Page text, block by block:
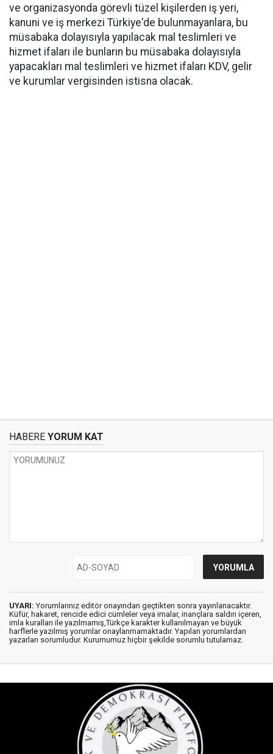
ve organizasyonda görevli tüzel kişilerden iş yeri,
kanuni ve iş merkezi Türkiye'de bulunmayanlara, bu
müsabaka dolayısıyla yapılacak mal teslimleri ve
hizmet ifaları ile bunların bu müsabaka dolayısıyla
yapacakları mal teslimleri ve hizmet ifaları KDV, gelir
ve kurumlar vergisinden istisna olacak.
HABERE YORUM KAT
UYARI: Yorumlarınız editör onayından geçtikten sonra yayınlanacaktır.
Küfür, hakaret, rencide edici cümleler veya imalar, inançlara saldırı içeren,
imla kuralları ile yazılmamış,Türkçe karakter kullanılmayan ve büyük
harflerle yazılmış yorumlar onaylanmamaktadır. Yapılan yorumlardan
yazarları sorumludur. Kurumumuz hiçbir şekilde sorumlu tutulamaz.